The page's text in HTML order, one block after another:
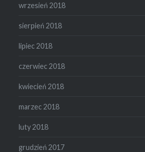
wrzesień 2018
sierpień 2018
lipiec 2018
czerwiec 2018
kwiecień 2018
marzec 2018
luty 2018
grudzień 2017